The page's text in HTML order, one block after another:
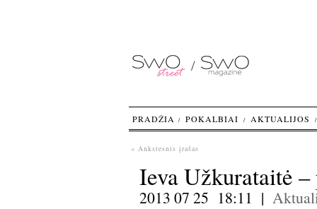
« Ankstesnis įrašas
Ieva Užkurataitė –
2013 07 25 18:11 |
PRADŽIA POKALBIAI AKTUALIJOS